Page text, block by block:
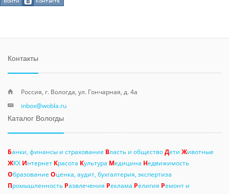
Контакты
Россия, г. Вологда, ул. Гончарная, д. 4а
inbox@wobla.ru
Каталог Вологды
Банки, финансы и страхование Власть и обществоДети Животные
ЖКХ Интернет Красота Культура Медицина Недвижимость
Образование Оценка, аудит, бухгалтерия, экспертиза
Промышленность Развлечения Реклама Религия Ремонт и